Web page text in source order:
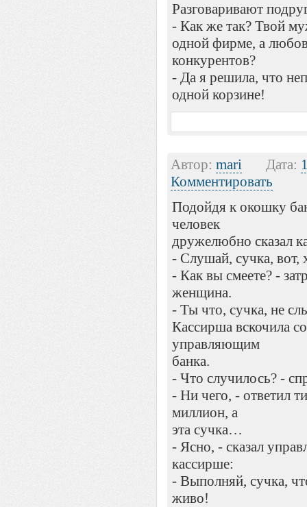
Разговаривают
- Как же так? Твой
одной фирме, а
конкурентов?
- Да я решила, что
одной корзине!
Автор: mari Дата:
Комментировать
Подойдя к окошку
человек
дpужелюбно сказал
- Слушай, сучка, вот,
- Как вы смеете? -
женщина.
- Ты что, сучка, не
Кассиpша вскочила
упpавляющим
банка.
- Что случилось? -
- Hи чего, - ответил
миллион, а
эта сучка…
- Ясно, - сказал
кассиpше:
- Выполняй, сучка,
живо!